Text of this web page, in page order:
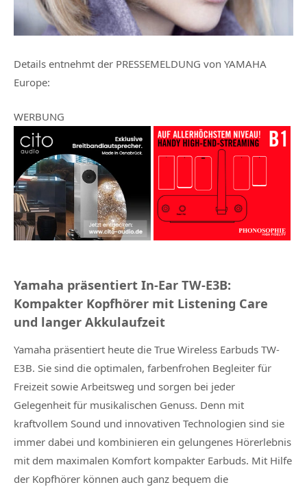
Details entnehmt der PRESSEMELDUNG von YAMAHA
Europe:
WERBUNG
Yamaha präsentiert In-Ear TW-E3B:
Kompakter Kopfhörer mit Listening Care
und langer Akkulaufzeit
Yamaha präsentiert heute die True Wireless Earbuds TW-
E3B. Sie sind die optimalen, farbenfrohen Begleiter für
Freizeit sowie Arbeitsweg und sorgen bei jeder
Gelegenheit für musikalischen Genuss. Denn mit
kraftvollem Sound und innovativen Technologien sind sie
immer dabei und kombinieren ein gelungenes Hörerlebnis
mit dem maximalen Komfort kompakter Earbuds. Mit Hilfe
der Kopfhörer können auch ganz bequem die